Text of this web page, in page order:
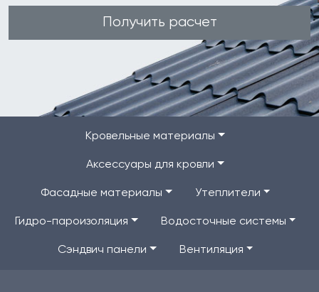
Получить расчет
Кровельные материалы
Аксессуары для кровли
Фасадные материалы Утеплители
Гидро-пароизоляция Водосточные системы
Сэндвич панели Вентиляция